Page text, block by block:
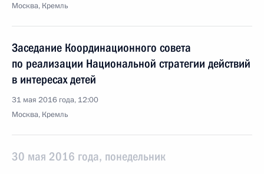
Москва, Кремль
Заседание Координационного совета
по реализации Национальной стратегии действий
в интересах детей
31 мая 2016 года, 12:00
Москва, Кремль
30 мая 2016 года, понедельник